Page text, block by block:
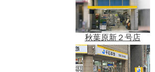
秋葉原新２号店